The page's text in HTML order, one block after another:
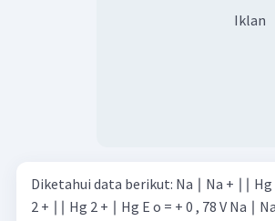
Iklan
Diketahui data berikut: Na ∣ Na + ∣∣ Hg 2 + ∣ Hg E o = + 3 , 36 V Pb ∣ Pb
2 + ∣∣ Hg 2 + ∣ Hg E o = + 0 , 78 V Na ∣ Na + ∣∣ Ni 2 + ∣ Ni E o = + 2 , 46 V